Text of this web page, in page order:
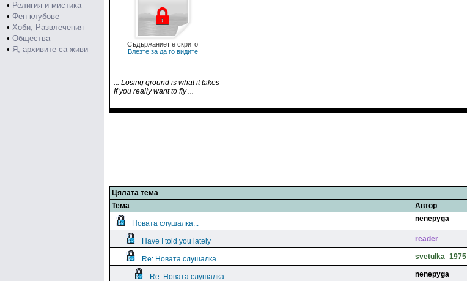
• Религия и мистика
• Фен клубове
• Хоби, Развлечения
• Общества
• Я, архивите са живи
Съдържаниет е скрито
Влезте за да го видите
... Losing ground is what it takes
If you really want to fly ...
Цялата тема
Тема
Автор
Новата слушалка...
nenepyga
Have I told you lately reader
Re: Новата слушалка... svetulka_1975
Re: Новата слушалка... nenepyga